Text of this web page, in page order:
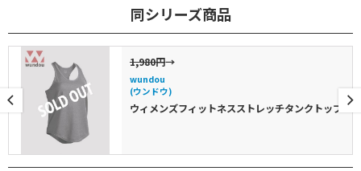
同シリーズ商品
1,980円→
wundou
(ウンドウ)
ウィメンズフィットネスストレッチタンクトップ